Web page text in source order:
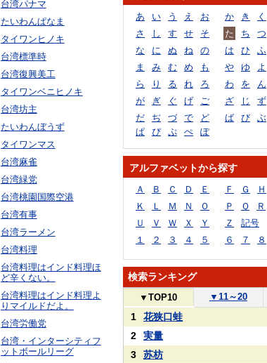
台湾パナマ
たいわんぱなま
タイワンヒノキ
台湾標準時
台湾復興美工
タイワンベニヒノキ
台湾坊主
たいわんぼうず
タイワンマス
台湾麻雀
台湾緑党
台湾桃園国際空港
台湾有事
台湾ラーメン
台湾料理
台湾料理はインド料理ほ
ど辛くない。
台湾料理はインド料理よ
りマイルドだよ。
台湾労働党
台湾・インターシティフ
ットボールリーグ
あ い う え お か き く
さ
し す せ そ た ち つ
な
に ぬ ね の は ひ ふ
ま
み む め も や ゆ
よ
ら
り る れ ろ わ を
ん
が
ぎ ぐ げ ご ざ じ ず
だ
ぢ づ で ど ば び ぶ
ぱ
ぴ ぷ ぺ ぽ
アルファベットから探す
Ａ Ｂ Ｃ Ｄ Ｅ Ｆ Ｇ Ｈ
Ｋ
Ｌ Ｍ Ｎ Ｏ Ｐ Ｑ Ｒ
Ｕ
Ｖ Ｗ Ｘ Ｙ Ｚ
記号
１
２ ３ ４ ５ ６ ７ ８
検索ランキング
▼ TOP10 ▼ 11～20
1
花狭口蛙
2
実量
3
苏枋